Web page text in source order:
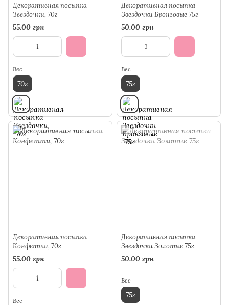
Декоративная посыпка
Звездочки, 70г
55.00 грн
Вес
70г
Декоративная посыпка
Звездочки Бронзовые 75г
50.00 грн
Вес
75г
Декоративная посыпка
Конфетти, 70г
55.00 грн
Вес
Декоративная посыпка
Звездочки Золотые 75г
50.00 грн
Вес
75г